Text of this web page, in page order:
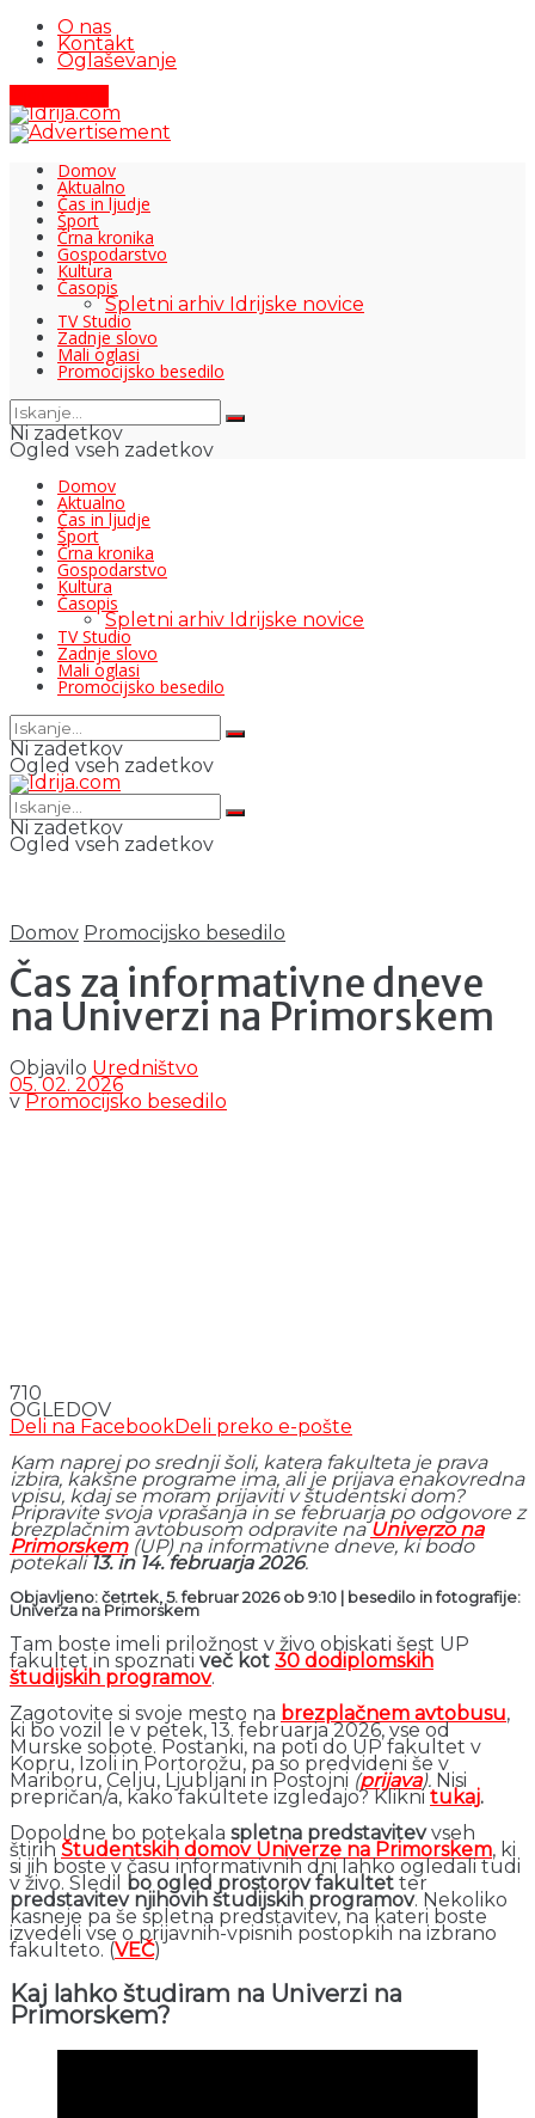
O nas
Kontakt
Oglaševanje
Domov
Aktualno
Čas in ljudje
Šport
Črna kronika
Gospodarstvo
Kultura
Časopis
Spletni arhiv Idrijske novice
TV Studio
Zadnje slovo
Mali oglasi
Promocijsko besedilo
Ni zadetkov
Ogled vseh zadetkov
Domov
Aktualno
Čas in ljudje
Šport
Črna kronika
Gospodarstvo
Kultura
Časopis
Spletni arhiv Idrijske novice
TV Studio
Zadnje slovo
Mali oglasi
Promocijsko besedilo
Ni zadetkov
Ogled vseh zadetkov
Ni zadetkov
Ogled vseh zadetkov
Domov Promocijsko besedilo
Čas za informativne dneve
na Univerzi na Primorskem
Objavilo Uredništvo
05. 02. 2026
v Promocijsko besedilo
710
OGLEDOV
Deli na FacebookDeli preko e-pošte
Kam naprej po srednji šoli, katera fakulteta je prava
izbira, kakšne programe ima, ali je prijava enakovredna
vpisu, kdaj se moram prijaviti v študentski dom?
Pripravite svoja vprašanja in se februarja po odgovore z
brezplačnim avtobusom odpravite naUniverzo na
Primorskem(UP) na informativne dneve, ki bodo
potekali13. in 14. februarja 2026.
Objavljeno: četrtek, 5. februar 2026 ob 9:10 | besedilo in fotografije:
Univerza na Primorskem
Tam boste imeli priložnost v živo obiskati šest UP
fakultet in spoznati več kot 30 dodiplomskih
študijskih programov.
Zagotovite si svoje mesto na brezplačnem avtobusu,
ki bo vozil le v petek, 13. februarja 2026, vse od
Murske sobote. Postanki, na poti do UP fakultet v
Kopru, Izoli in Portorožu, pa so predvideni še v
Mariboru, Celju, Ljubljani in Postojni (prijava). Nisi
prepričan/a, kako fakultete izgledajo? Klikni tukaj.
Dopoldne bo potekala spletna predstavitevvseh
štirih Študentskih domov Univerze na Primorskem, ki
si jih boste v času informativnih dni lahko ogledali tudi
v živo. Sledil bo ogled prostorov fakultet ter
predstavitev njihovih študijskih programov. Nekoliko
kasneje pa še spletna predstavitev, na kateri boste
izvedeli vse o prijavnih-vpisnih postopkih na izbrano
fakulteto. (VEČ)
Kaj lahko študiram na Univerzi na
Primorskem?